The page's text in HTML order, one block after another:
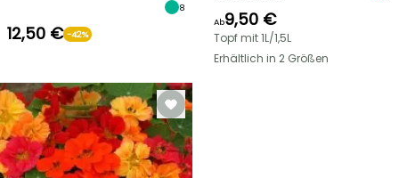
8
12,50 € -42%
Ab9,50 €
Topf mit 1L/1,5L
Erhältlich in 2 Größen